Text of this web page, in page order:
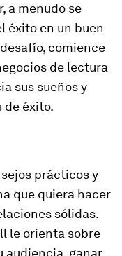
a menudo se
éxito en un buen
comience
de lectura
sus sueños y
de éxito.
prácticos y
que quiera hacer
sólidas.
le orienta sobre
audiencia, ganar